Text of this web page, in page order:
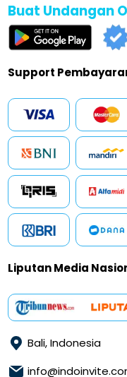
Buat Undangan
Support
Liputan Media
Bali, Indonesia